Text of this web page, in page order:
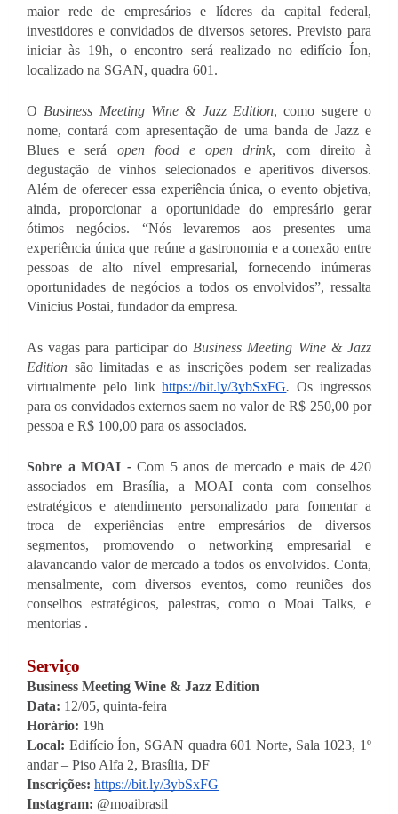
maior rede de empresários e líderes da capital federal,
investidores e convidados de diversos setores. Previsto para
iniciar às 19h, o encontro será realizado no edifício Íon,
localizado na SGAN, quadra 601.
O Business Meeting Wine & Jazz Edition, como sugere o
nome, contará com apresentação de uma banda de Jazz e
Blues e será open food e open drink, com direito à
degustação de vinhos selecionados e aperitivos diversos.
Além de oferecer essa experiência única, o evento objetiva,
ainda, proporcionar a oportunidade do empresário gerar
ótimos negócios. “Nós levaremos aos presentes uma
experiência única que reúne a gastronomia e a conexão entre
pessoas de alto nível empresarial, fornecendo inúmeras
oportunidades de negócios a todos os envolvidos”, ressalta
Vinicius Postai, fundador da empresa.
As vagas para participar do Business Meeting Wine & Jazz
Edition são limitadas e as inscrições podem ser realizadas
virtualmente pelo link https://bit.ly/3ybSxFG. Os ingressos
para os convidados externos saem no valor de R$ 250,00 por
pessoa e R$ 100,00 para os associados.
Sobre a MOAI - Com 5 anos de mercado e mais de 420
associados em Brasília, a MOAI conta com conselhos
estratégicos e atendimento personalizado para fomentar a
troca de experiências entre empresários de diversos
segmentos, promovendo o networking empresarial e
alavancando valor de mercado a todos os envolvidos. Conta,
mensalmente, com diversos eventos, como reuniões dos
conselhos estratégicos, palestras, como o Moai Talks, e
mentorias .
Serviço
Business Meeting Wine & Jazz Edition
Data: 12/05, quinta-feira
Horário: 19h
Local: Edifício Íon, SGAN quadra 601 Norte, Sala 1023, 1º
andar – Piso Alfa 2, Brasília, DF
Inscrições: https://bit.ly/3ybSxFG
Instagram: @moaibrasil